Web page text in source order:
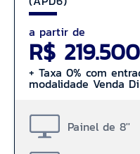
a partir de
R$ 219.500
+ Taxa 0% com
modalidade Venda
Painel de 8''